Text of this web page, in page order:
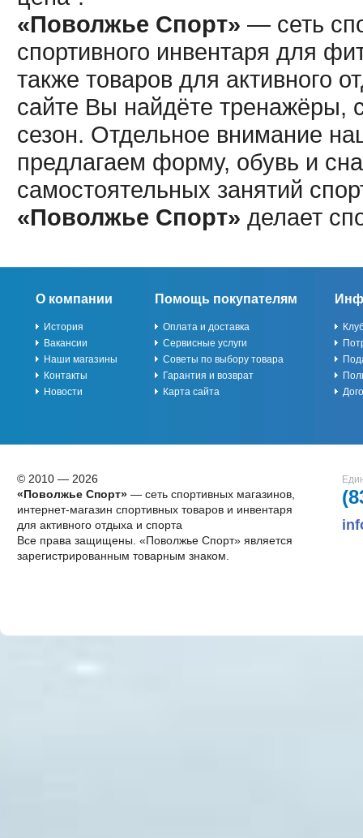
«Поволжье Спорт» — сеть
спортивного инвентаря для
также товаров для активного
сайте Вы найдёте тренажёры,
сезон. Отдельное внимание
предлагаем форму, обувь и
самостоятельных занятий
«Поволжье Спорт» делает
О компании
История
Вакансии
Наши магазины
Контакты
Новости
Помощь покупателям
Оплата и доставка
Сервисные услуги
Советы по выбору товара
Гарантия и возврат
Карта сайта
© 2010 — 2026
«Поволжье Спорт»— сеть спортивных магазинов,
интернет-магазин спортивных товаров и инвентаря
для активного отдыха и спорта
Все права защищены. «Поволжье Спорт» является
зарегистрированным товарным знаком.